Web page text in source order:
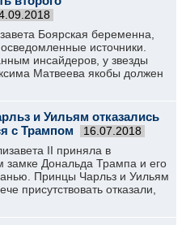
Боярская беременна,
источники.
инсайдеров, у звезды
Матвеева якобы должен
и Уильям отказались
с Трампом
16.07.2018
II приняла в
замке Дональда Трампа и его
Принцы Чарльз и Уильям
присутствовать отказали,